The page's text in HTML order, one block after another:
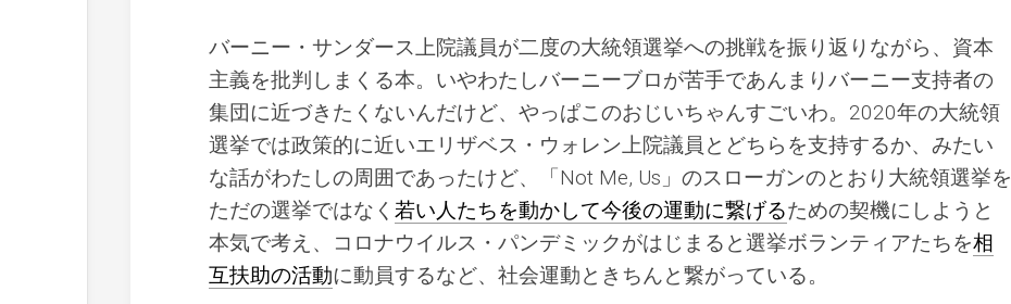
バーニー・サンダース上院議員が二度の大統領選挙への挑戦を振り返りながら、資本
主義を批判しまくる本。いやわたしバーニーブロが苦手であんまりバーニー支持者の
集団に近づきたくないんだけど、やっぱこのおじいちゃんすごいわ。2020年の大統領
選挙では政策的に近いエリザベス・ウォレン上院議員とどちらを支持するか、みたい
な話がわたしの周囲であったけど、「Not Me, Us」のスローガンのとおり大統領選挙を
ただの選挙ではなく 若い人たちを動かして今後の運動に繋げるための契機にしようと
本気で考え、コロナウイルス・パンデミックがはじまると選挙ボランティアたちを相
互扶助の活動に動員するなど、社会運動ときちんと繋がっている。